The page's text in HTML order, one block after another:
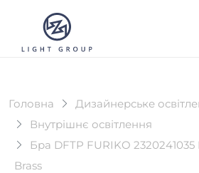
Головна
Дизайнерське
Внутрішнє освітлення
Бра DFTP FURIKO
Brass